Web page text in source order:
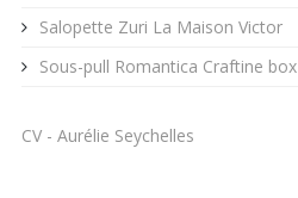
Salopette Zuri La Maison Victor
Sous-pull Romantica Craftine box
CV - Aurélie Seychelles